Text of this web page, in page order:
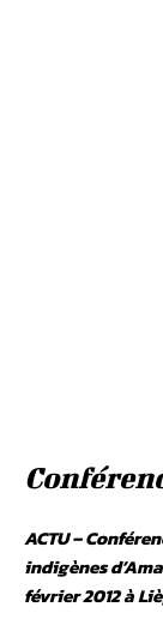
ACTU –
indigènes
février 2012 à